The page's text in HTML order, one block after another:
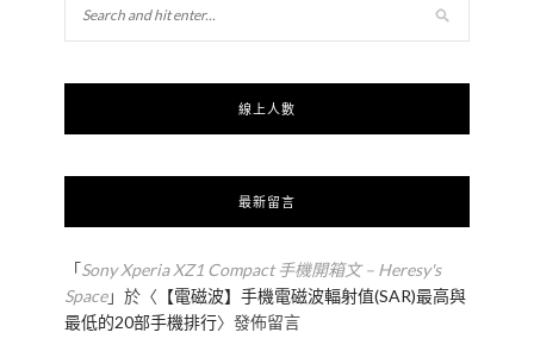
線上人數
最新留言
「Sony Xperia XZ1 Compact 手機開箱文 – Heresy's
Space」於〈 【電磁波】手機電磁波輻射值(SAR)最高與
最低的20部手機排行〉發佈留言